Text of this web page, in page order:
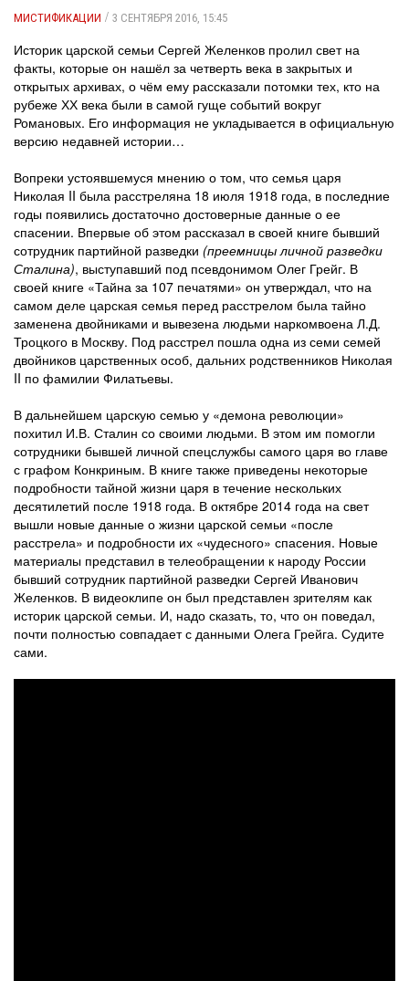
МИСТИФИКАЦИИ / 3 СЕНТЯБРЯ 2016, 15:45
Историк царской семьи Сергей Желенков пролил свет на
факты, которые он нашёл за четверть века в закрытых и
открытых архивах, о чём ему рассказали потомки тех, кто на
рубеже ХХ века были в самой гуще событий вокруг
Романовых. Его информация не укладывается в официальную
версию недавней истории…
Вопреки устоявшемуся мнению о том, что семья царя
Николая II была расстреляна 18 июля 1918 года, в последние
годы появились достаточно достоверные данные о ее
спасении. Впервые об этом рассказал в своей книге бывший
сотрудник партийной разведки (преемницы личной разведки
Сталина), выступавший под псевдонимом Олег Грейг. В
своей книге «Тайна за 107 печатями» он утверждал, что на
самом деле царская семья перед расстрелом была тайно
заменена двойниками и вывезена людьми наркомвоена Л.Д.
Троцкого в Москву. Под расстрел пошла одна из семи семей
двойников царственных особ, дальних родственников Николая
II по фамилии Филатьевы.
В дальнейшем царскую семью у «демона революции»
похитил И.В. Сталин со своими людьми. В этом им помогли
сотрудники бывшей личной спецслужбы самого царя во главе
с графом Конкриным. В книге также приведены некоторые
подробности тайной жизни царя в течение нескольких
десятилетий после 1918 года. В октябре 2014 года на свет
вышли новые данные о жизни царской семьи «после
расстрела» и подробности их «чудесного» спасения. Новые
материалы представил в телеобращении к народу России
бывший сотрудник партийной разведки Сергей Иванович
Желенков. В видеоклипе он был представлен зрителям как
историк царской семьи. И, надо сказать, то, что он поведал,
почти полностью совпадает с данными Олега Грейга. Судите
сами.